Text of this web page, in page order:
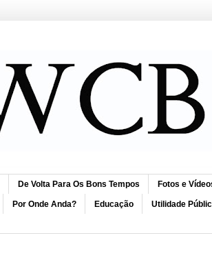
De Volta Para Os Bons Tempos Fotos e
Por Onde Anda? Educação Utilidade